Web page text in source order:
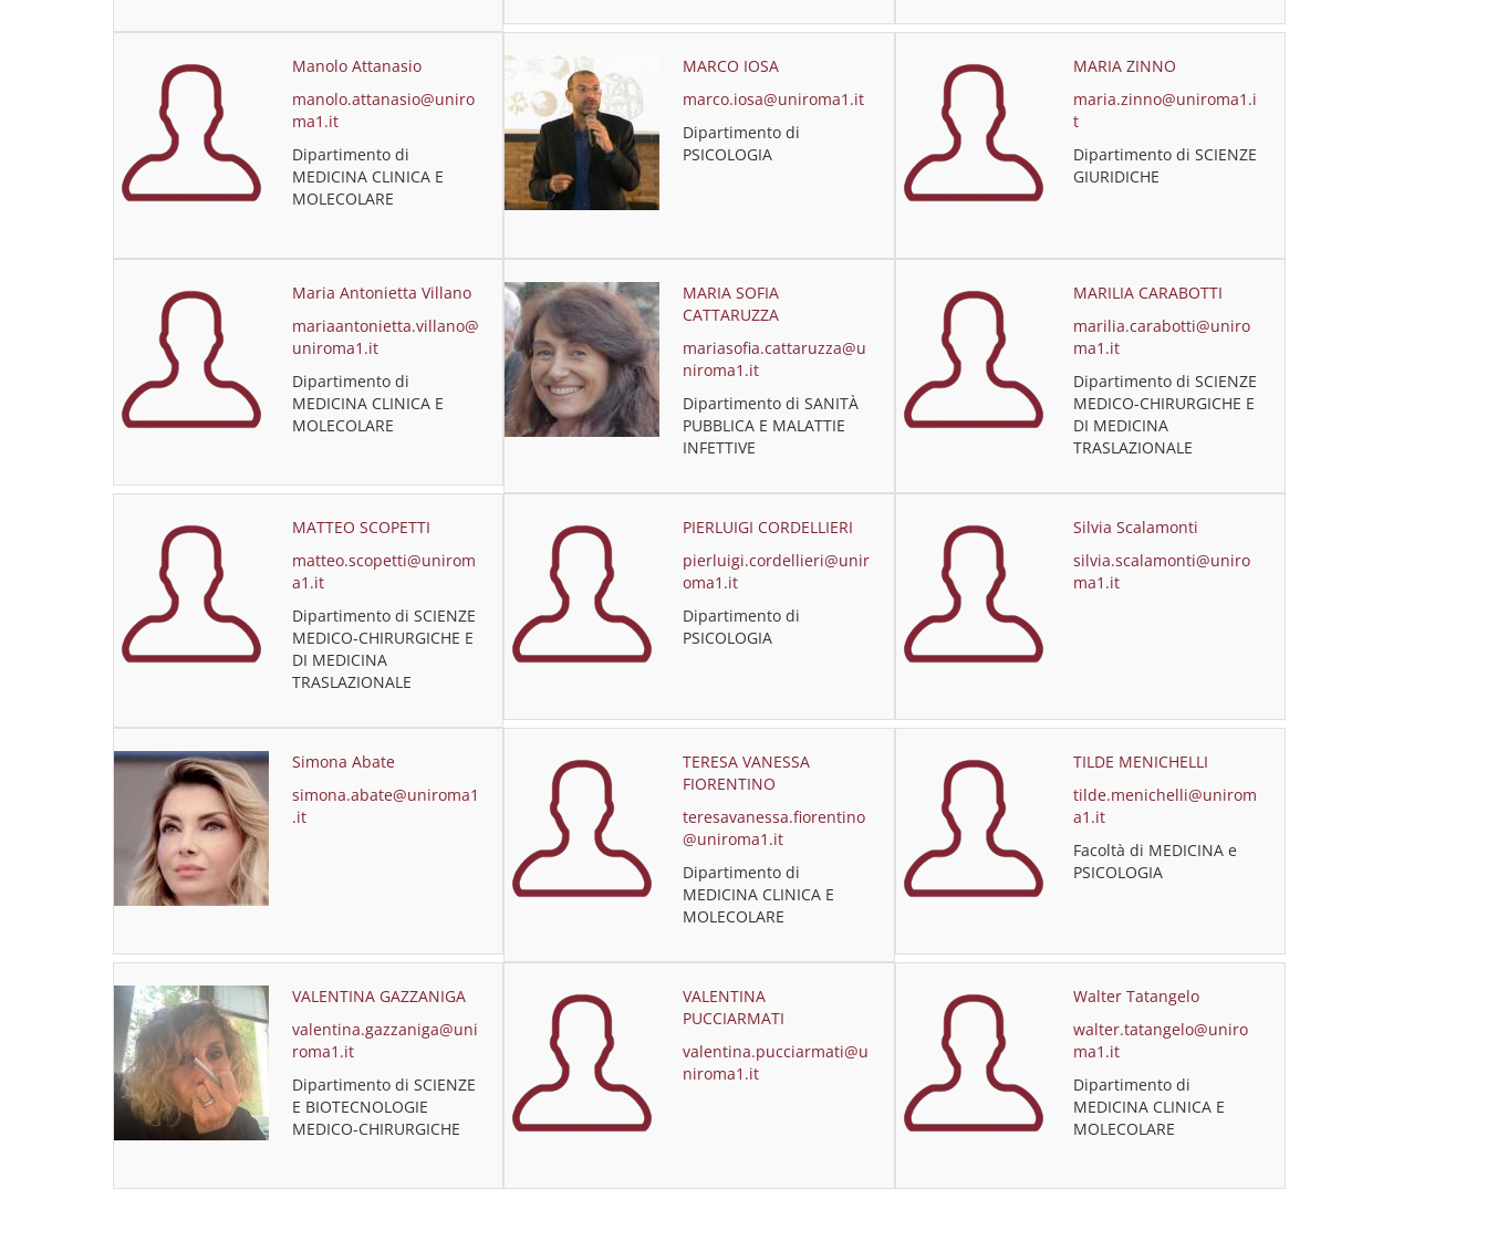
Manolo Attanasio
manolo.attanasio@uniro
ma1.it
Dipartimento di
MEDICINA CLINICA E
MOLECOLARE
MARCO IOSA
marco.iosa@uniroma1.it
Dipartimento di
PSICOLOGIA
MARIA ZINNO
maria.zinno@uniroma1.i
t
Dipartimento di SCIENZE
GIURIDICHE
Maria Antonietta Villano
mariaantonietta.villano@
uniroma1.it
Dipartimento di
MEDICINA CLINICA E
MOLECOLARE
MARIA SOFIA
CATTARUZZA
mariasofia.cattaruzza@u
niroma1.it
Dipartimento di SANITÀ
PUBBLICA E MALATTIE
INFETTIVE
MARILIA CARABOTTI
marilia.carabotti@uniro
ma1.it
Dipartimento di SCIENZE
MEDICO-CHIRURGICHE E
DI MEDICINA
TRASLAZIONALE
MATTEO SCOPETTI
matteo.scopetti@unirom
a1.it
Dipartimento di SCIENZE
MEDICO-CHIRURGICHE E
DI MEDICINA
TRASLAZIONALE
PIERLUIGI CORDELLIERI
pierluigi.cordellieri@unir
oma1.it
Dipartimento di
PSICOLOGIA
Silvia Scalamonti
silvia.scalamonti@uniro
ma1.it
Simona Abate
simona.abate@uniroma1
.it
TERESA VANESSA
FIORENTINO
teresavanessa.fiorentino
@uniroma1.it
Dipartimento di
MEDICINA CLINICA E
MOLECOLARE
TILDE MENICHELLI
tilde.menichelli@unirom
a1.it
Facoltà di MEDICINA e
PSICOLOGIA
VALENTINA GAZZANIGA
valentina.gazzaniga@uni
roma1.it
Dipartimento di SCIENZE
E BIOTECNOLOGIE
MEDICO-CHIRURGICHE
VALENTINA
PUCCIARMATI
valentina.pucciarmati@u
niroma1.it
Walter Tatangelo
walter.tatangelo@uniro
ma1.it
Dipartimento di
MEDICINA CLINICA E
MOLECOLARE